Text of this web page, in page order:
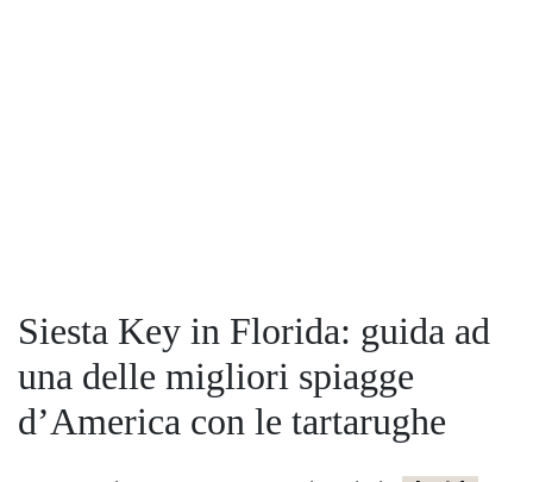
Siesta Key in Florida: guida ad
una delle migliori spiagge
d’America con le tartarughe